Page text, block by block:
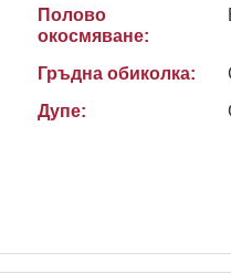
Полово
окосмяване:
Гръдна обиколка:
Дупе: